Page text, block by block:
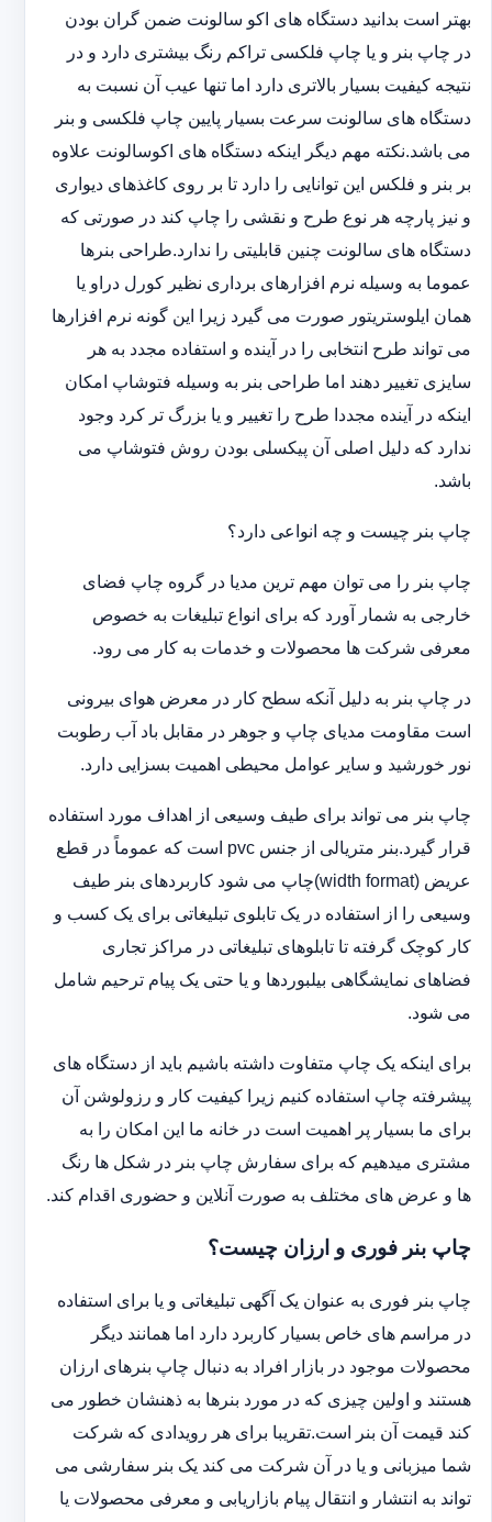
بهتر است بدانید دستگاه های اکو سالونت ضمن گران بودن
در چاپ بنر و یا چاپ فلکسی تراکم رنگ بیشتری دارد و در
نتیجه کیفیت بسیار بالاتری دارد اما تنها عیب آن نسبت به
دستگاه های سالونت سرعت بسیار پایین چاپ فلکسی و بنر
می باشد.نکته مهم دیگر اینکه دستگاه های اکوسالونت علاوه
بر بنر و فلکس این توانایی را دارد تا بر روی کاغذهای دیواری
و نیز پارچه هر نوع طرح و نقشی را چاپ کند در صورتی که
دستگاه های سالونت چنین قابلیتی را ندارد.طراحی بنرها
عموما به وسیله نرم افزارهای برداری نظیر کورل دراو یا
همان ایلوستریتور صورت می گیرد زیرا این گونه نرم افزارها
می تواند طرح انتخابی را در آینده و استفاده مجدد به هر
سایزی تغییر دهند اما طراحی بنر به وسیله فتوشاپ امکان
اینکه در آینده مجددا طرح را تغییر و یا بزرگ تر کرد وجود
ندارد که دلیل اصلی آن پیکسلی بودن روش فتوشاپ می
باشد.
چاپ بنر چیست و چه انواعی دارد؟
چاپ بنر را می توان مهم ترین مدیا در گروه چاپ فضای
خارجی به شمار آورد که برای انواع تبلیغات به خصوص
معرفی شرکت ها محصولات و خدمات به کار می رود.
در چاپ بنر به دلیل آنکه سطح کار در معرض هوای بیرونی
است مقاومت مدیای چاپ و جوهر در مقابل باد آب رطوبت
نور خورشید و سایر عوامل محیطی اهمیت بسزایی دارد.
چاپ بنر می تواند برای طیف وسیعی از اهداف مورد استفاده
قرار گیرد.بنر متریالی از جنس pvc است که عموماً در قطع
عریض (width format)چاپ می شود کاربردهای بنر طیف
وسیعی را از استفاده در یک تابلوی تبلیغاتی برای یک کسب و
کار کوچک گرفته تا تابلوهای تبلیغاتی در مراکز تجاری
فضاهای نمایشگاهی بیلبوردها و یا حتی یک پیام ترحیم شامل
می شود.
برای اینکه یک چاپ متفاوت داشته باشیم باید از دستگاه های
پیشرفته چاپ استفاده کنیم زیرا کیفیت کار و رزولوشن آن
برای ما بسیار پر اهمیت است در خانه ما این امکان را به
مشتری میدهیم که برای سفارش چاپ بنر در شکل ها رنگ
ها و عرض های مختلف به صورت آنلاین و حضوری اقدام کند.
چاپ بنر فوری و ارزان چیست؟
چاپ بنر فوری به عنوان یک آگهی تبلیغاتی و یا برای استفاده
در مراسم های خاص بسیار کاربرد دارد اما همانند دیگر
محصولات موجود در بازار افراد به دنبال چاپ بنرهای ارزان
هستند و اولین چیزی که در مورد بنرها به ذهنشان خطور می
کند قیمت آن بنر است.تقریبا برای هر رویدادی که شرکت
شما میزبانی و یا در آن شرکت می کند یک بنر سفارشی می
تواند به انتشار و انتقال پیام بازاریابی و معرفی محصولات یا